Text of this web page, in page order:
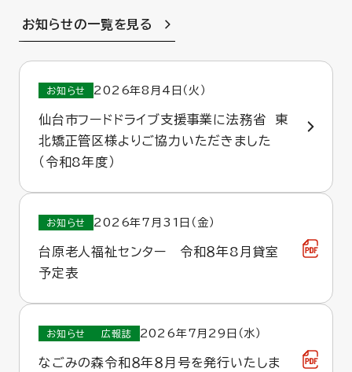
お知らせの一覧を見る
お知らせ 2026年8月4日（火）
仙台市フードドライブ支援事業に法務省 東
北矯正管区様よりご協力いただきました
（令和8年度）
お知らせ 2026年7月31日（金）
台原老人福祉センター 令和８年8月貸室
予定表
お知らせ 広報誌 2026年7月29日（水）
なごみの森令和８年８月号を発行いたしま